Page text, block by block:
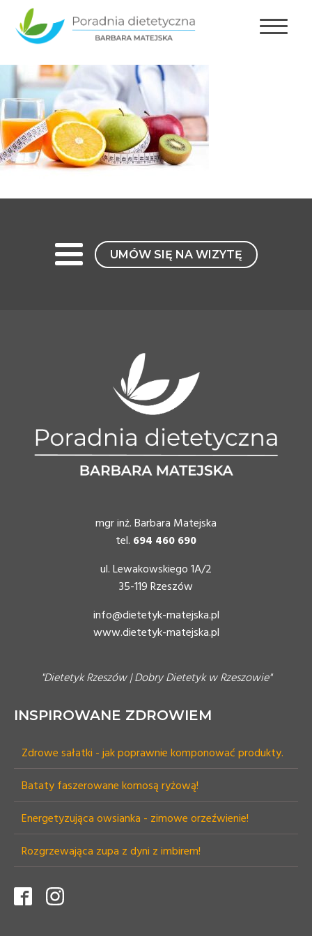
UMÓW SIĘ NA WIZYTĘ
mgr inż. Barbara Matejska
tel. 694 460 690
ul. Lewakowskiego 1A/2
35-119 Rzeszów
info@dietetyk-matejska.pl
www.dietetyk-matejska.pl
"Dietetyk Rzeszów | Dobry Dietetyk w Rzeszowie"
INSPIROWANE ZDROWIEM
Zdrowe sałatki - jak poprawnie komponować produkty.
Bataty faszerowane komosą ryżową!
Energetyzująca owsianka - zimowe orzeźwienie!
Rozgrzewająca zupa z dyni z imbirem!